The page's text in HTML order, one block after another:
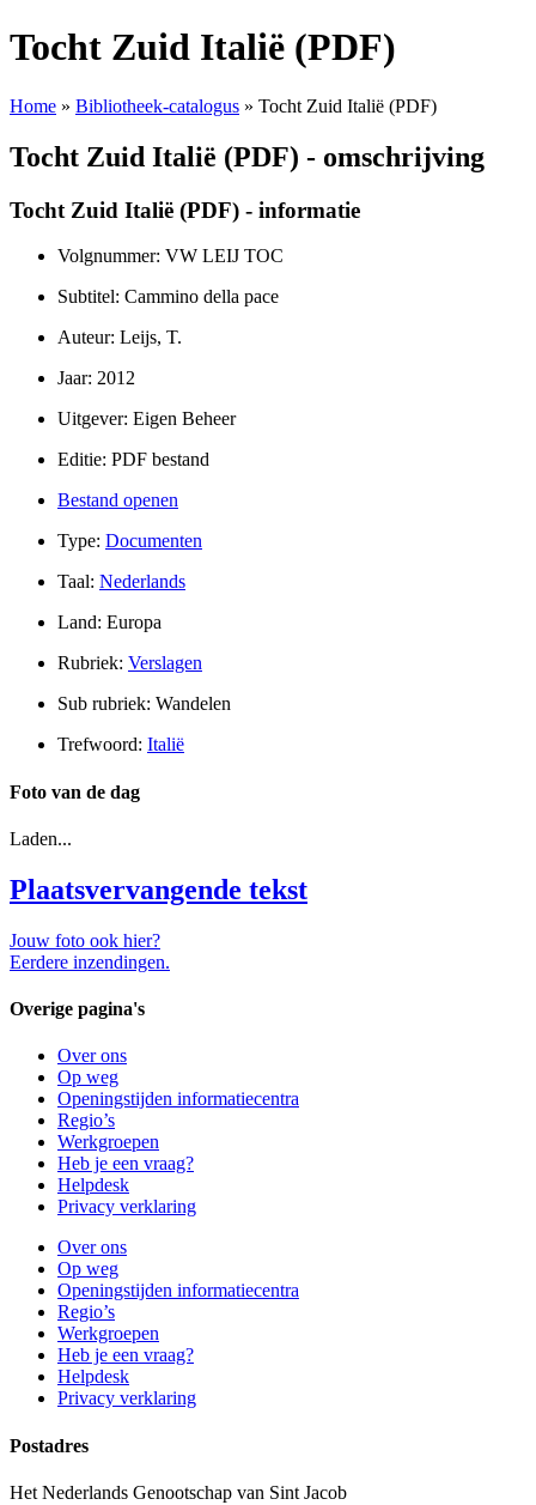
Tocht Zuid Italië (PDF)
Home » Bibliotheek-catalogus » Tocht Zuid Italië (PDF)
Tocht Zuid Italië (PDF) - omschrijving
Tocht Zuid Italië (PDF) - informatie
Volgnummer: VW LEIJ TOC
Subtitel: Cammino della pace
Auteur: Leijs, T.
Jaar: 2012
Uitgever: Eigen Beheer
Editie: PDF bestand
Bestand openen
Type: Documenten
Taal: Nederlands
Land: Europa
Rubriek: Verslagen
Sub rubriek: Wandelen
Trefwoord: Italië
Foto van de dag
Laden...
Plaatsvervangende tekst
Jouw foto ook hier?
Eerdere inzendingen.
Overige pagina's
Over ons
Op weg
Openingstijden informatiecentra
Regio’s
Werkgroepen
Heb je een vraag?
Helpdesk
Privacy verklaring
Over ons
Op weg
Openingstijden informatiecentra
Regio’s
Werkgroepen
Heb je een vraag?
Helpdesk
Privacy verklaring
Postadres
Het Nederlands Genootschap van Sint Jacob